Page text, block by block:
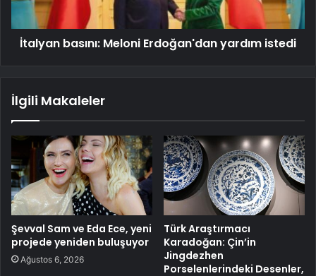
İtalyan basını: Meloni Erdoğan'dan yardım istedi
İlgili Makaleler
Şevval Sam ve Eda Ece, yeni
projede yeniden buluşuyor
Ağustos 6, 2026
Türk Araştırmacı
Karadoğan: Çin’in
Jingdezhen
Porselenlerindeki Desenler,